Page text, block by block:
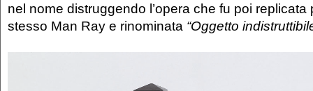
nel nome distruggendo l’opera che fu poi replicata
stesso Man Ray e rinominata “Oggetto